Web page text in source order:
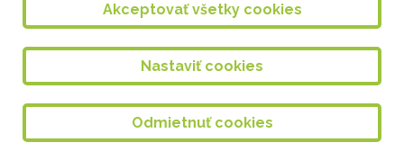
Vianočné ozdoby VIII. oddelenie ŠKD
Spoločnosť a príroda IV. oddelenie ŠKD
Spoločnosť a príroda VII. oddelenie ŠKD
SLÁVNOSŤ SVETIELOK
Ponožkový október
Akceptovať všetky cookies
Nastaviť cookies
Odmietnuť cookies